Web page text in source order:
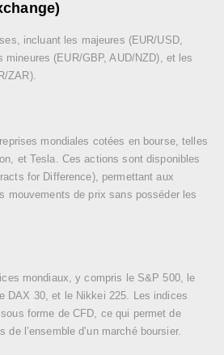
incluant les majeures (EUR/USD,
(EUR/GBP, AUD/NZD), et les
ZAR).
mondiales cotées en bourse, telles
et Tesla. Ces actions sont disponibles
for Difference), permettant aux
mouvements de prix sans posséder les
mondiaux, y compris le S&P 500, le
DAX 30, et le Nikkei 225. Les indices
forme de CFD, ce qui permet de
l’ensemble d’un marché boursier.